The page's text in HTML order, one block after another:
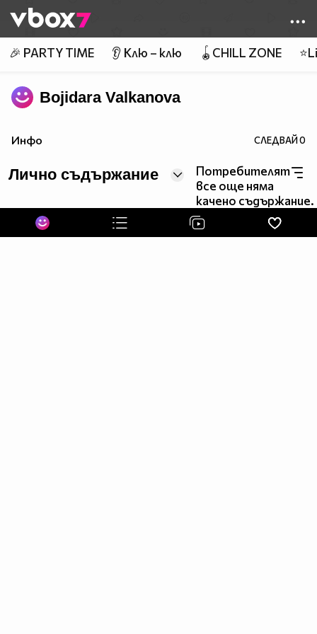
👾
🎉 PARTY TIME 👂 Клю – клю 🪀CHILL ZONE
Bojidara Valkanova
Инфо СЛЕДВАЙ0
Лично съдържание
Потребителят
все още няма
качено съдържание.